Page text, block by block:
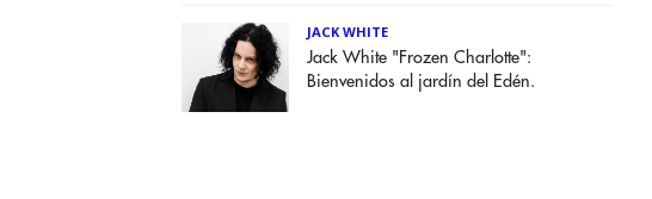
JACK WHITE
Jack White "Frozen Charlotte":
Bienvenidos al jardín del Edén.